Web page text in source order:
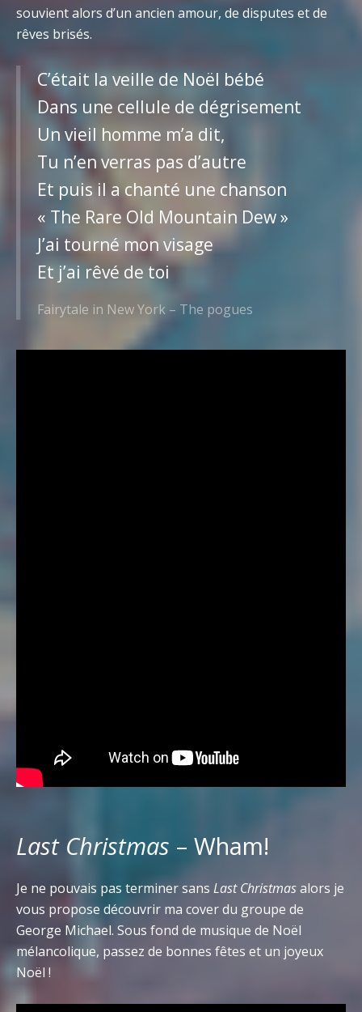
souvient alors d’un ancien amour, de disputes et de
rêves brisés.
C’était la veille de Noël bébé
Dans une cellule de dégrisement
Un vieil homme m’a dit,
Tu n’en verras pas d’autre
Et puis il a chanté une chanson
« The Rare Old Mountain Dew »
J’ai tourné mon visage
Et j’ai rêvé de toi
Fairytale in New York – The pogues
Last Christmas – Wham!
Je ne pouvais pas terminer sans Last Christmasalors je
vous propose découvrir ma cover du groupe de
George Michael. Sous fond de musique de Noël
mélancolique, passez de bonnes fêtes et un joyeux
Noël !